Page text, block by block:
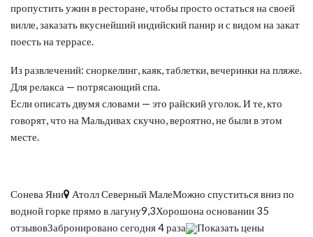
пропустить ужин в ресторане, чтобы просто остаться на своей
вилле, заказать вкуснейший индийский панир и с видом на закат
поесть на террасе.
Из развлечений: сноркелинг, каяк, таблетки, вечеринки на пляже.
Для релакса — потрясающий спа.
Если описать двумя словами — это райский уголок. И те, кто
говорят, что на Мальдивах скучно, вероятно, не были в этом
месте.
Сонева Яни
Атолл Северный МалеМожно спуститься вниз по
водной горке прямо в лагуну9,3Хорошона основании 35
отзывовЗабронировано сегодня 4 раза
Показать цены